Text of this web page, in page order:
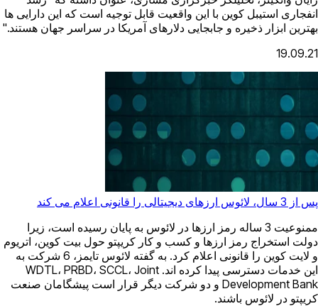
انفجاری استیبل کوین با این واقعیت قابل توجیه است که این دارایی ها
بهترین ابزار ذخیره و جابجایی دلارهای آمریکا در سراسر جهان هستند."
19.09.21
پس از 3 سال، لائوس ارزهای دیجیتالی را قانونی اعلام می کند
ممنوعیت 3 ساله رمز ارزها در لائوس به پایان رسیده است، زیرا
دولت استخراج رمز ارزها و کسب و کار کریپتو حول بیت کوین، اتریوم
و لایت کوین را قانونی اعلام کرد. به گفته لائوس تایمز، 6 شرکت به
این خدمات دسترسی پیدا کرده اند. WDTL، PRBD، SCCL، Joint
Development Bank و دو شرکت دیگر قرار است پیشگامان صنعت
کریپتو در لائوس باشند.